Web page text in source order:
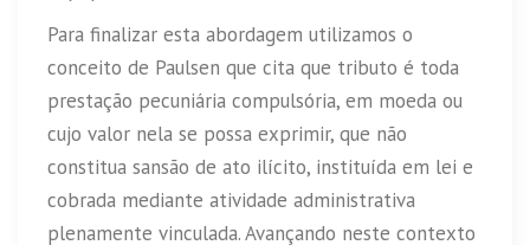
Para finalizar esta abordagem utilizamos o
conceito de Paulsen que cita que tributo é toda
prestação pecuniária compulsória, em moeda ou
cujo valor nela se possa exprimir, que não
constitua sansão de ato ilícito, instituída em lei e
cobrada mediante atividade administrativa
plenamente vinculada. Avançando neste contexto